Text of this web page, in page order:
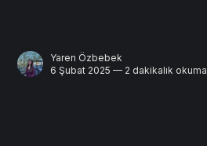
Yaren Özbebek
6 Şubat 2025 — 2 dakikalık okuma